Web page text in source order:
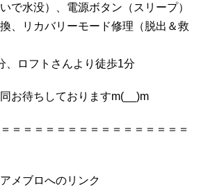
で水没）、電源ボタン（スリープ）
、リカバリーモード修理（脱出＆救
、ロフトさんより徒歩1分
お待ちしておりますm(__)m
＝＝＝＝＝＝＝＝＝＝＝＝＝＝＝＝
メブロへのリンク